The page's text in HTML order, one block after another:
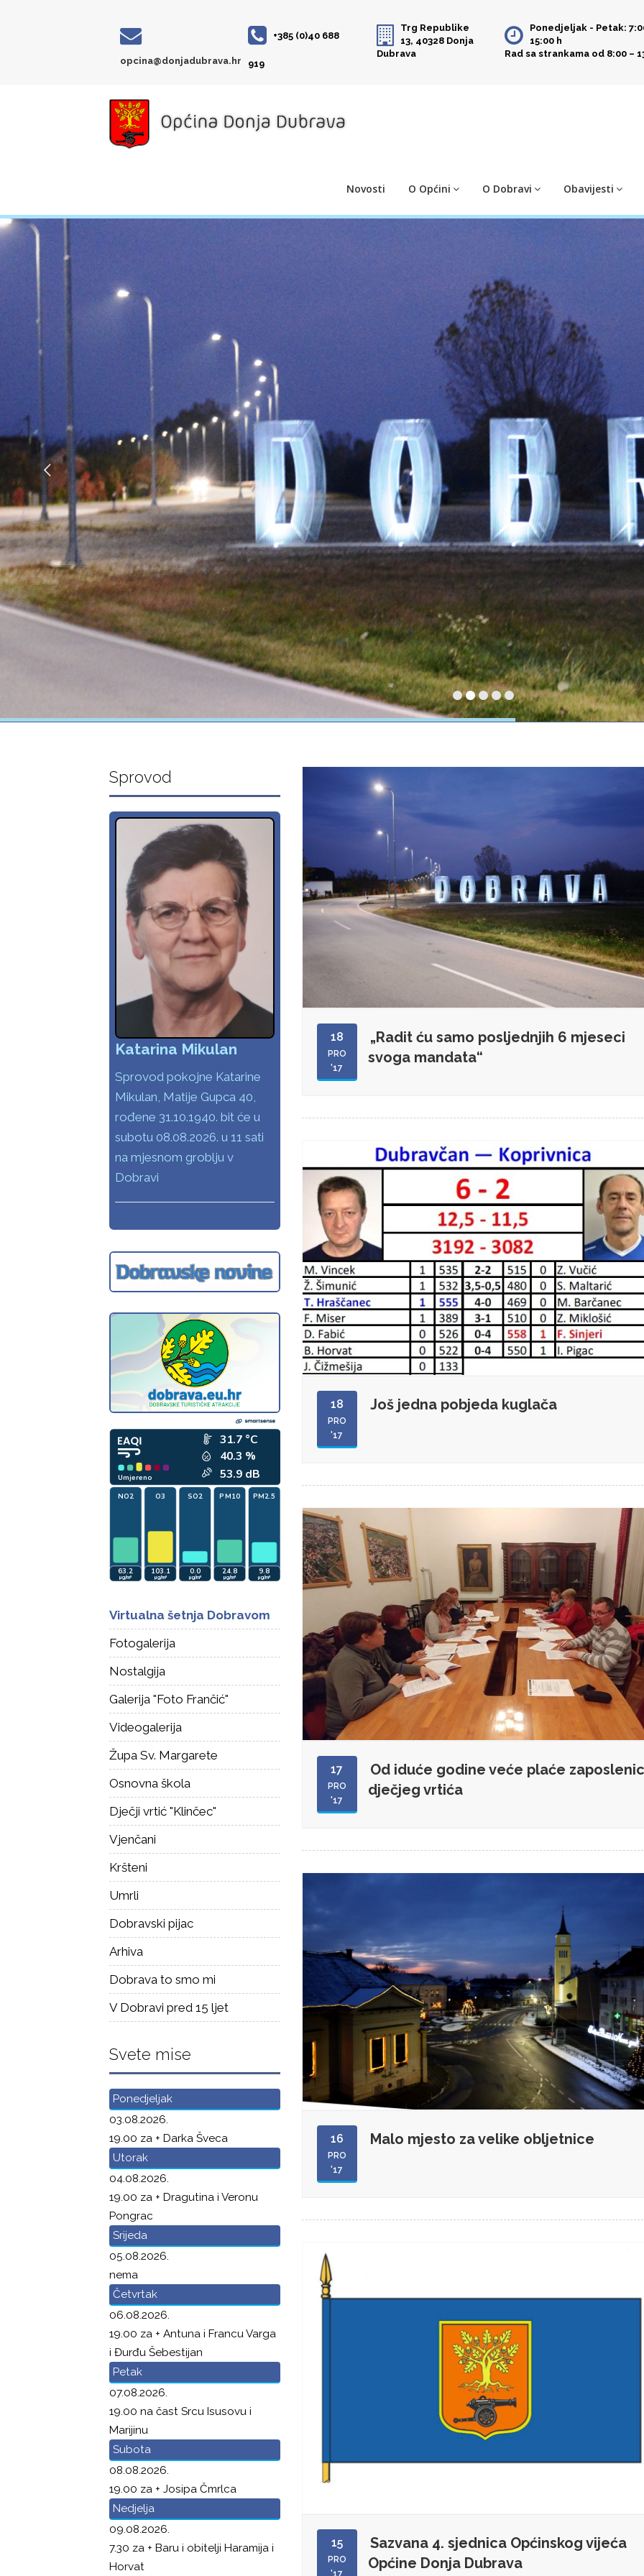
opcina@donjadubrava.hr
+385 (0)40 688
919
Trg Republike
13, 40328 Donja
Dubrava
Ponedjeljak - Petak:
15:00 h
Rad sa strankama od 8:00 –
Novosti O Općini O Dobravi Obavijesti
Sprovod
Katarina Mikulan
Sprovod pokojne Katarine
Mikulan, Matije Gupca 40,
rođene 31.10.1940. bit će u
subotu 08.08.2026. u 11 sati
na mjesnom groblju v
Dobravi
Virtualna šetnja Dobravom
Fotogalerija
Nostalgija
Galerija "Foto Frančić"
Videogalerija
Župa Sv. Margarete
Osnovna škola
Dječji vrtić "Klinčec"
Vjenčani
Kršteni
Umrli
Dobravski pijac
Arhiva
Dobrava to smo mi
V Dobravi pred 15 ljet
Svete mise
Ponedjeljak
03.08.2026.
19.00 za + Darka Šveca
Utorak
04.08.2026.
19.00 za + Dragutina i Veronu
Pongrac
Srijeda
05.08.2026.
nema
Četvrtak
06.08.2026.
19.00 za + Antuna i Francu Varga
i Đurđu Šebestijan
Petak
07.08.2026.
19.00 na čast Srcu Isusovu i
Marijinu
Subota
08.08.2026.
19.00 za + Josipa Čmrlca
Nedjelja
09.08.2026.
7.30 za + Baru i obitelji Haramija i
Horvat
18
PRO
'17
„Radit ću samo posljednjih 6 mjeseci
svoga mandata“
18
PRO
'17
Još jedna pobjeda kuglača
17
PRO
'17
Od iduće godine veće plaće
dječjeg vrtića
16
PRO
'17
Malo mjesto za velike obljetnice
15
PRO
'17
Sazvana 4. sjednica Općinskog vijeća
Općine Donja Dubrava